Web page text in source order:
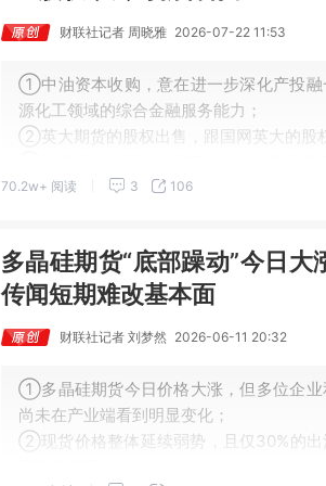
财联社记者 周晓雅 2026-07-22 11:53
①中油资本收购，意在进一步深化产投融
源化工领域的综合金融服务能力；
②英大期货的股权出售，跟国网英大的股
70.2w+ 阅读 3 106
多晶硅期货“底部躁动”今日大
传闻短期难改基本面
财联社记者 刘梦然 2026-06-11 20:32
①多晶硅期货今日价格大涨，但多位企业
尚未在产业端看到明显变化；
②现货价格整体延续弱势，且仅30%的出